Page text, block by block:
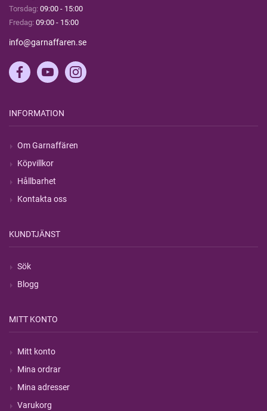
Torsdag: 09:00 - 15:00
Fredag: 09:00 - 15:00
info@garnaffaren.se
INFORMATION
Om Garnaffären
Köpvillkor
Hållbarhet
Kontakta oss
KUNDTJÄNST
Sök
Blogg
MITT KONTO
Mitt konto
Mina ordrar
Mina adresser
Varukorg